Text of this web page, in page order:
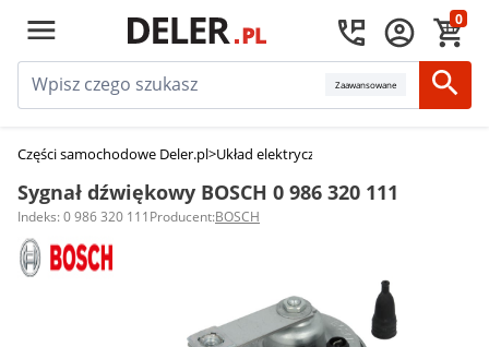
0
Zaawansowane
Części samochodowe Deler.pl>Układ elektryczny, zapłon
Sygnał dźwiękowy BOSCH 0 986 320 111
Indeks: 0 986 320 111Producent:BOSCH